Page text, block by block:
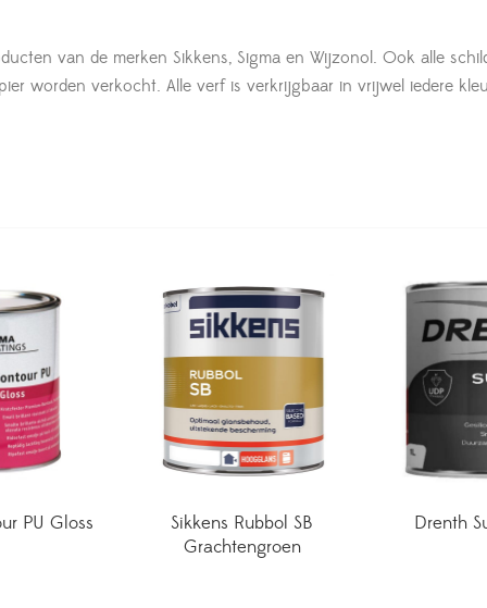
van de merken Sikkens, Sigma en Wijzonol. Ook alle
worden verkocht. Alle verf is verkrijgbaar in vrijwel iedere
PU Gloss
Sikkens Rubbol SB
Grachtengroen
Drenth